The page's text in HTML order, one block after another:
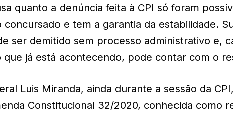
quanto a denúncia feita à CPI só foram
e tem a garantia da estabilidade.
ser demitido sem processo administrativo e,
que já está acontecendo, pode contar com o
Luis Miranda, ainda durante a sessão da
Constitucional 32/2020, conhecida como